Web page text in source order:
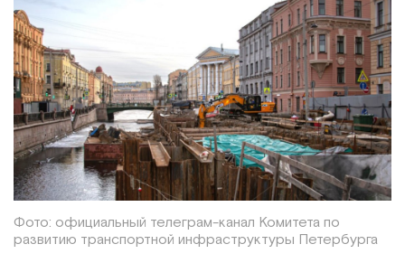
Фото: официальный телеграм-канал Комитета по
развитию транспортной инфраструктуры Петербурга